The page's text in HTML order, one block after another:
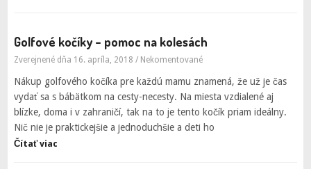
Golfové kočíky – pomoc na kolesách
Zverejnené dňa 16. apríla, 2018 / Nekomentované
Nákup golfového kočíka pre každú mamu znamená, že už je čas
vydať sa s bábätkom na cesty-necesty. Na miesta vzdialené aj
blízke, doma i v zahraničí, tak na to je tento kočík priam ideálny.
Nič nie je praktickejšie a jednoduchšie a deti ho
Čítať viac